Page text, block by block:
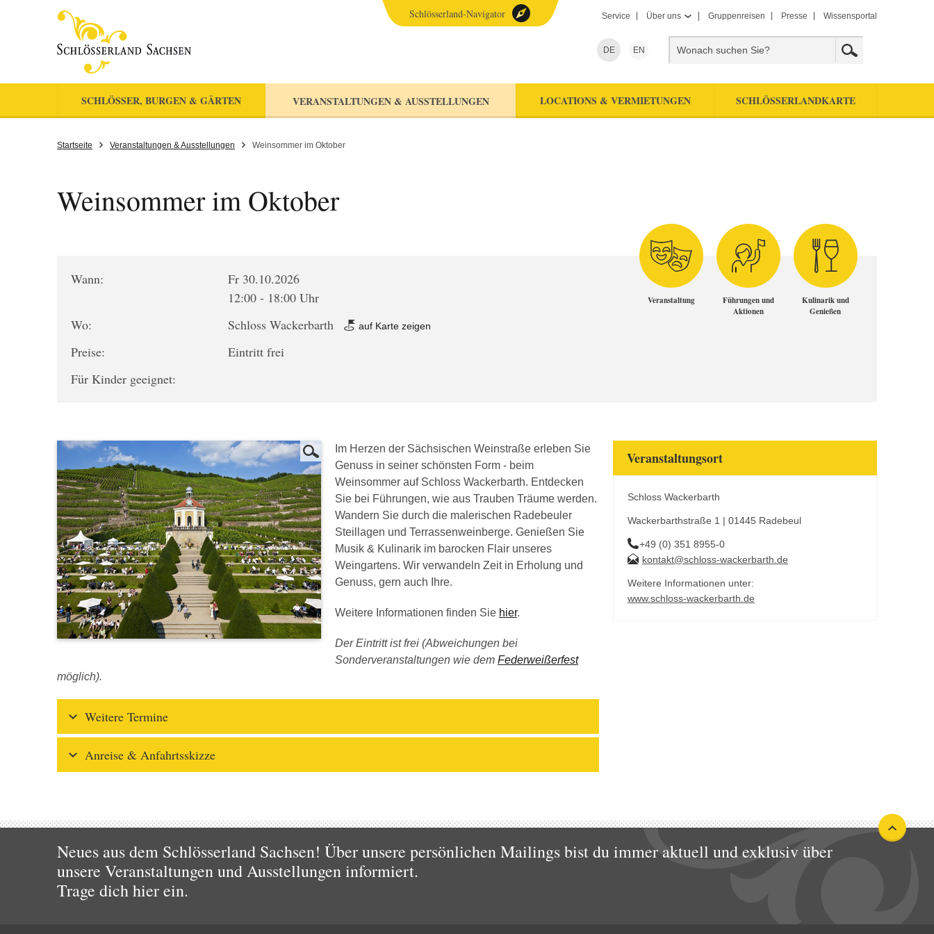
Service Über uns Gruppenreisen Presse Wissensportal
DE EN
SCHLÖSSER, BURGEN & GÄRTEN VERANSTALTUNGEN & AUSSTELLUNGEN LOCATIONS & VERMIETUNGEN SCHLÖSSERLANDKARTE
Schlösserland-Navigator
Startseite Veranstaltungen & Ausstellungen Weinsommer im Oktober
Weinsommer im Oktober
Wann:
Fr 30.10.2026
12:00 - 18:00 Uhr
Wo:
Schloss Wackerbarth auf Karte zeigen
Preise:
Eintritt frei
Für Kinder geeignet:
Veranstaltung
Führungen und
Aktionen
Kulinarik und
Genießen
Im Herzen der Sächsischen Weinstraße erleben Sie
Genuss in seiner schönsten Form - beim
Weinsommer auf Schloss Wackerbarth. Entdecken
Sie bei Führungen, wie aus Trauben Träume werden.
Wandern Sie durch die malerischen Radebeuler
Steillagen und Terrassenweinberge. Genießen Sie
Musik & Kulinarik im barocken Flair unseres
Weingartens. Wir verwandeln Zeit in Erholung und
Genuss, gern auch Ihre.
Weitere Informationen finden Sie hier.
Der Eintritt ist frei (Abweichungen bei
Sonderveranstaltungen wie dem Federweißerfest
möglich).
Weitere Termine
Anreise & Anfahrtsskizze
Veranstaltungsort
Schloss Wackerbarth
Wackerbarthstraße 1 | 01445 Radebeul
+49 (0) 351 8955-0
kontakt@schloss-wackerbarth.de
Weitere Informationen unter:
www.schloss-wackerbarth.de
Neues aus dem Schlösserland Sachsen! Über unsere persönlichen Mailings bist du immer aktuell und exklusiv über
unsere Veranstaltungen und Ausstellungen informiert.
Trage dich hier ein.